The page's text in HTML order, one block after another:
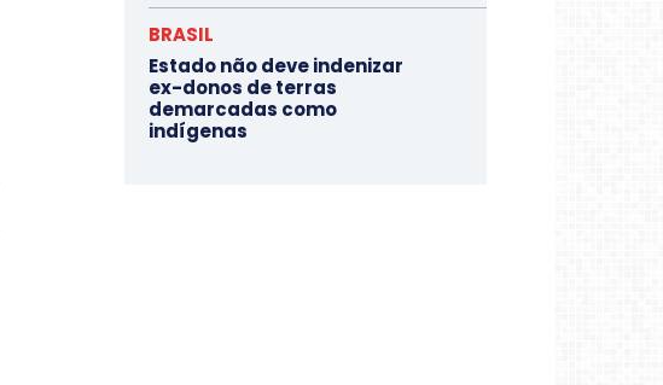
BRASIL
Estado não deve indenizar
ex-donos de terras
demarcadas como
indígenas